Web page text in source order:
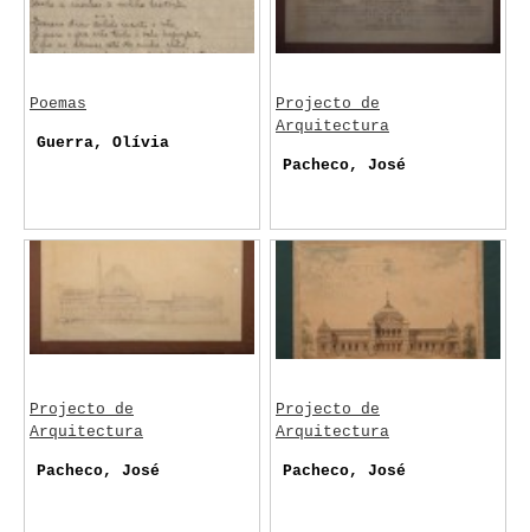
Poemas
Guerra, Olívia
Projecto de
Arquitectura
Pacheco, José
Projecto de
Arquitectura
Pacheco, José
Projecto de
Arquitectura
Pacheco, José